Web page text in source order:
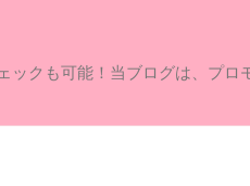
クも可能！当ブログは、プロ